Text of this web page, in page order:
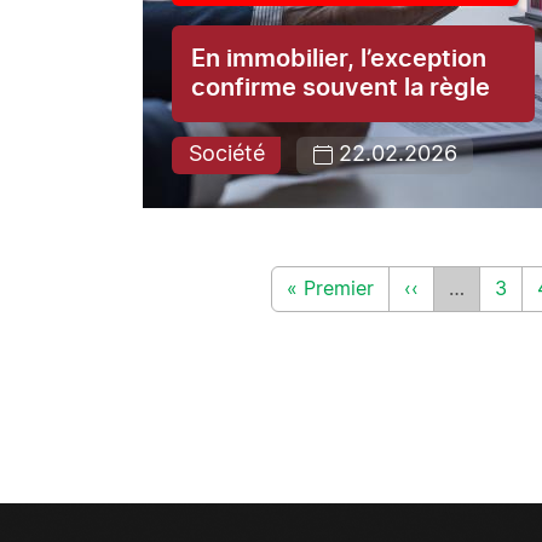
En immobilier, l’exception
confirme souvent la règle
Société 22.02.2026
Pagination
Première page
« Premier Page
‹‹ … Page
3